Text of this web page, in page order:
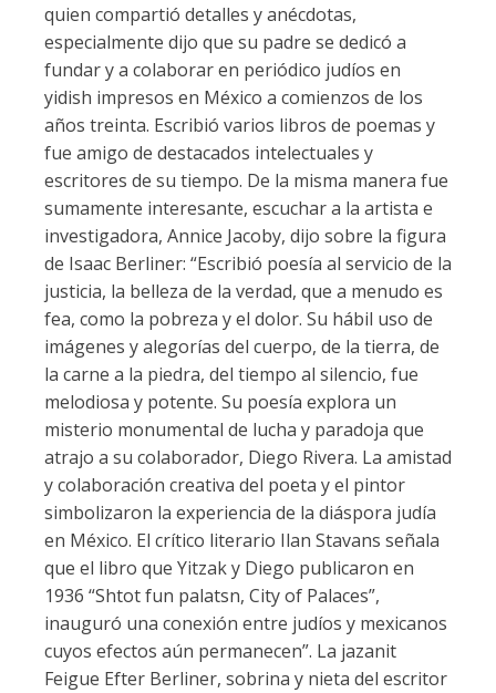
quien compartió detalles y anécdotas,
especialmente dijo que su padre se dedicó a
fundar y a colaborar en periódico judíos en
yidish impresos en México a comienzos de los
años treinta. Escribió varios libros de poemas y
fue amigo de destacados intelectuales y
escritores de su tiempo. De la misma manera fue
sumamente interesante, escuchar a la artista e
investigadora, Annice Jacoby, dijo sobre la figura
de Isaac Berliner: “Escribió poesía al servicio de la
justicia, la belleza de la verdad, que a menudo es
fea, como la pobreza y el dolor. Su hábil uso de
imágenes y alegorías del cuerpo, de la tierra, de
la carne a la piedra, del tiempo al silencio, fue
melodiosa y potente. Su poesía explora un
misterio monumental de lucha y paradoja que
atrajo a su colaborador, Diego Rivera. La amistad
y colaboración creativa del poeta y el pintor
simbolizaron la experiencia de la diáspora judía
en México. El crítico literario Ilan Stavans señala
que el libro que Yitzak y Diego publicaron en
1936 “Shtot fun palatsn, City of Palaces”,
inauguró una conexión entre judíos y mexicanos
cuyos efectos aún permanecen”. La jazanit
Feigue Efter Berliner, sobrina y nieta del escritor